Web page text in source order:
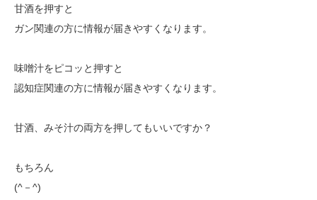
甘酒を押すと
ガン関連の方に情報が届きやすくなります。
味噌汁をピコッと押すと
認知症関連の方に情報が届きやすくなります。
甘酒、みそ汁の両方を押してもいいですか？
もちろん
(^－^)